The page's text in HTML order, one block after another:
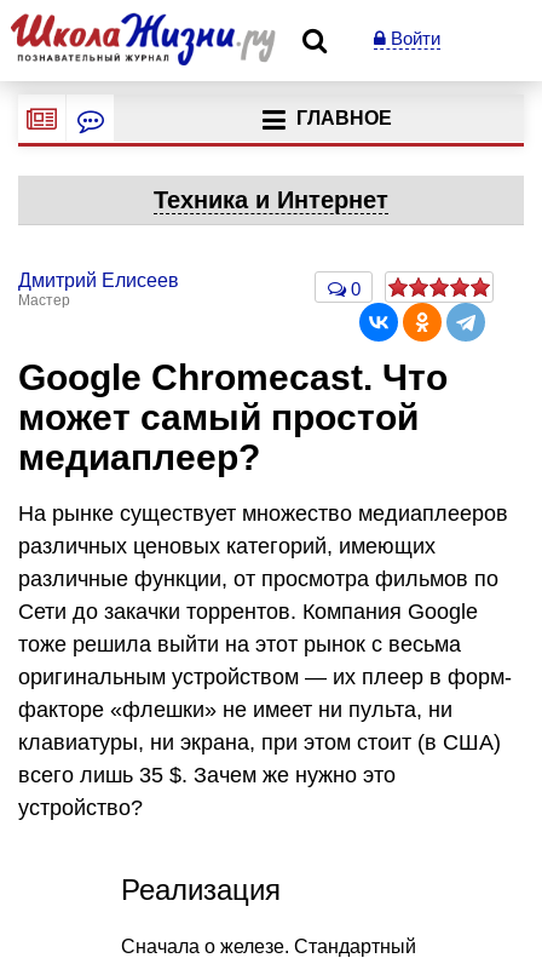
Войти
ГЛАВНОЕ
Техника и Интернет
Дмитрий Елисеев
Мастер
0
Google Chromecast. Что
может самый простой
медиаплеер?
На рынке существует множество медиаплееров
различных ценовых категорий, имеющих
различные функции, от просмотра фильмов по
Сети до закачки торрентов. Компания Google
тоже решила выйти на этот рынок с весьма
оригинальным устройством — их плеер в форм-
факторе «флешки» не имеет ни пульта, ни
клавиатуры, ни экрана, при этом стоит (в США)
всего лишь 35 $. Зачем же нужно это
устройство?
Реализация
Сначала о железе. Стандартный